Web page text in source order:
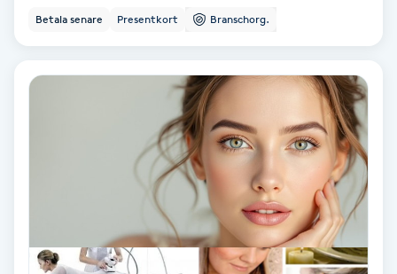
Träning
Vampyrbehandling
Betala senare Presentkort Branschorg.